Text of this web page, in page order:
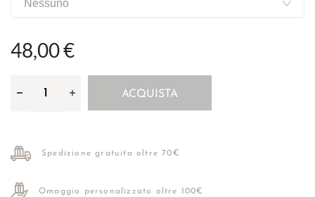
48,00 €
ACQUISTA
Spedizione gratuita oltre 70€
Omaggio personalizzato oltre 100€